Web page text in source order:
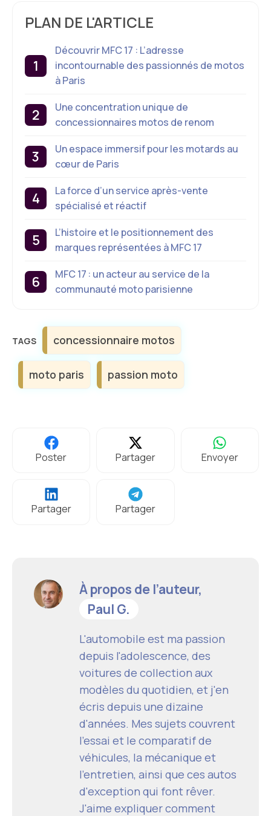
PLAN DE L'ARTICLE
Découvrir MFC 17 : L’adresse
incontournable des passionnés de motos
à Paris
Une concentration unique de
concessionnaires motos de renom
Un espace immersif pour les motards au
cœur de Paris
La force d’un service après-vente
spécialisé et réactif
L’histoire et le positionnement des
marques représentées à MFC 17
MFC 17 : un acteur au service de la
communauté moto parisienne
Étiquettes
concessionnaire motos
moto paris passion moto
Poster Partager Envoyer
Partager Partager
À propos de l’auteur,
Paul G.
L'automobile est ma passion
depuis l'adolescence, des
voitures de collection aux
modèles du quotidien, et j'en
écris depuis une dizaine
d'années. Mes sujets couvrent
l'essai et le comparatif de
véhicules, la mécanique et
l'entretien, ainsi que ces autos
d'exception qui font rêver.
J'aime expliquer comment